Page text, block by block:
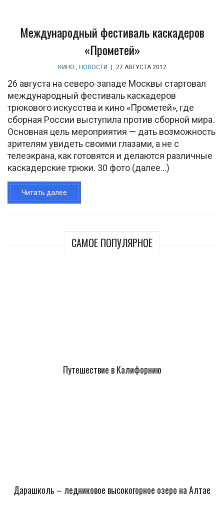
Международный фестиваль каскадеров
«Прометей»
КИНО , НОВОСТИ 27 АВГУСТА 2012
26 августа на северо-западе Москвы стартовал
международный фестиваль каскадеров
трюкового искусства и кино «Прометей», где
сборная России выступила против сборной мира.
Основная цель мероприятия — дать возможность
зрителям увидеть своими глазами, а не с
телеэкрана, как готовятся и делаются различные
каскадерские трюки. 30 фото (далее…)
Читать далее
САМОЕ ПОПУЛЯРНОЕ
Путешествие в Калифорнию
Дарашколь – ледниковое высокогорное озеро на Алтае